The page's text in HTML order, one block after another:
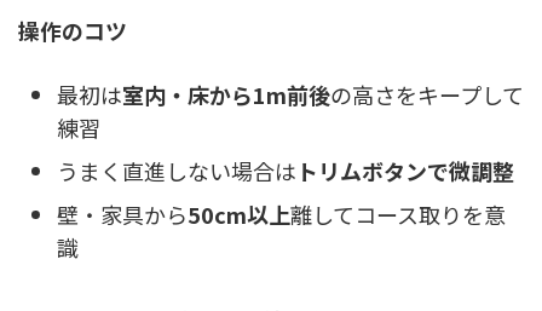
操作のコツ
最初は室内・床から1m前後の高さをキープして
練習
うまく直進しない場合は トリムボタンで微調整
壁・家具から50cm以上離してコース取りを意
識